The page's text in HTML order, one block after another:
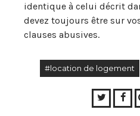
identique à celui décrit
devez toujours être sur
clauses abusives.
#location de logement
Twitter